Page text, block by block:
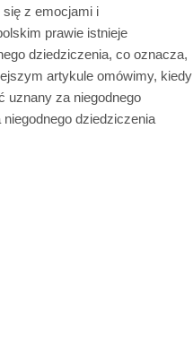
z emocjami i
prawie istnieje
dziedziczenia, co oznacza,
artykule omówimy, kiedy
uznany za niegodnego
dziedziczenia